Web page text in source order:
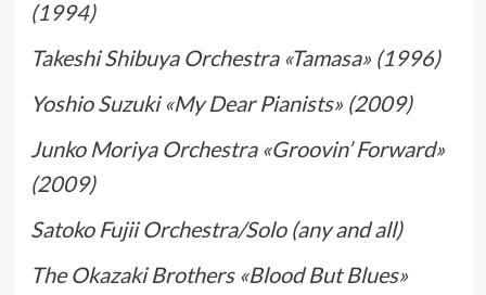
(1994)
Takeshi Shibuya Orchestra «Tamasa» (1996)
Yoshio Suzuki «My Dear Pianists» (2009)
Junko Moriya Orchestra «Groovin’ Forward»
(2009)
Satoko Fujii Orchestra/Solo (any and all)
The Okazaki Brothers «Blood But Blues»